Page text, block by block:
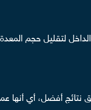
نتائج أفضل، أي أنها